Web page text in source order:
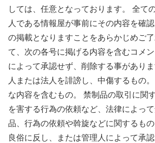
しては、任意となっております。 全て
人である情報屋が事前にその内容を確
の掲載となりますことをあらかじめご
て、次の各号に掲げる内容を含むコメ
によって承認せず、削除する事があり
人または法人を誹謗し、中傷するもの
な内容を含むもの。 禁制品の取引に関
を害する行為の依頼など、法律によっ
品、行為の依頼や斡旋などに関するも
良俗に反し、または管理人によって承